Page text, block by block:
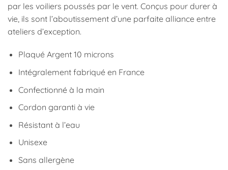
par les voiliers poussés par le vent. Conçus pour durer à
vie, ils sont l’aboutissement d’une parfaite alliance entre
ateliers d’exception.
Plaqué Argent 10 microns
Intégralement fabriqué en France
Confectionné à la main
Cordon garanti à vie
Résistant à l’eau
Unisexe
Sans allergène